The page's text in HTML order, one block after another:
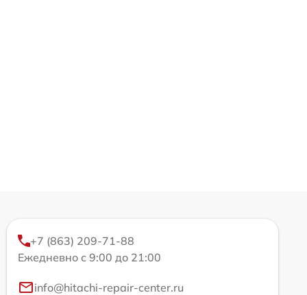
+7 (863) 209-71-88
Ежедневно с 9:00 до 21:00
info@hitachi-repair-center.ru